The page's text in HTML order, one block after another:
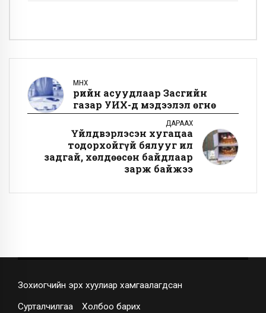
ӨМНӨХ
Өрийн асуудлаар Засгийн
газар УИХ-д мэдээлэл өгнө
ДАРААХ
Үйлдвэрлэсэн хугацаа
тодорхойгүй бялууг ил
задгай, хөлдөөсөн байдлаар
зарж байжээ
Зохиогчийн эрх хуулиар хамгаалагдсан
Сурталчилгаа Холбоо барих